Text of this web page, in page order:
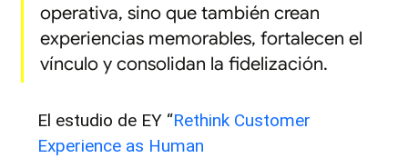
operativa, sino que también crean
experiencias memorables, fortalecen el
vínculo y consolidan la fidelización.
El estudio de EY “Rethink Customer
Experience as Human